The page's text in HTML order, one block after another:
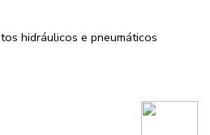
hidráulicos e pneumáticos